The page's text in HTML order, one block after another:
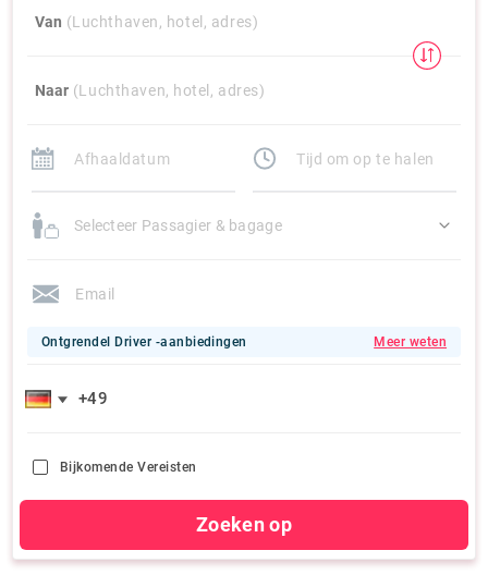
Van (Luchthaven, hotel, adres)
Naar (Luchthaven, hotel, adres)
Selecteer Passagier & bagage
Ontgrendel Driver -aanbiedingen Meer weten
Bijkomende Vereisten
Zoeken op